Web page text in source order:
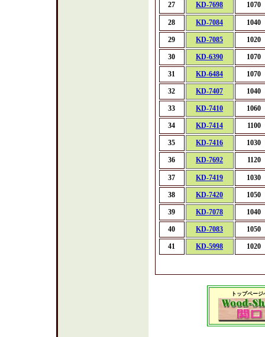
27 KD-7698 1070
28 KD-7084 1040
29 KD-7085 1020
30 KD-6390 1070
31 KD-6484 1070
32 KD-7407 1040
33 KD-7410 1060
34 KD-7414 1100
35 KD-7416 1030
36 KD-7692 1120
37 KD-7419 1030
38 KD-7420 1050
39 KD-7078 1040
40 KD-7083 1050
41 KD-5998 1020
トップページ